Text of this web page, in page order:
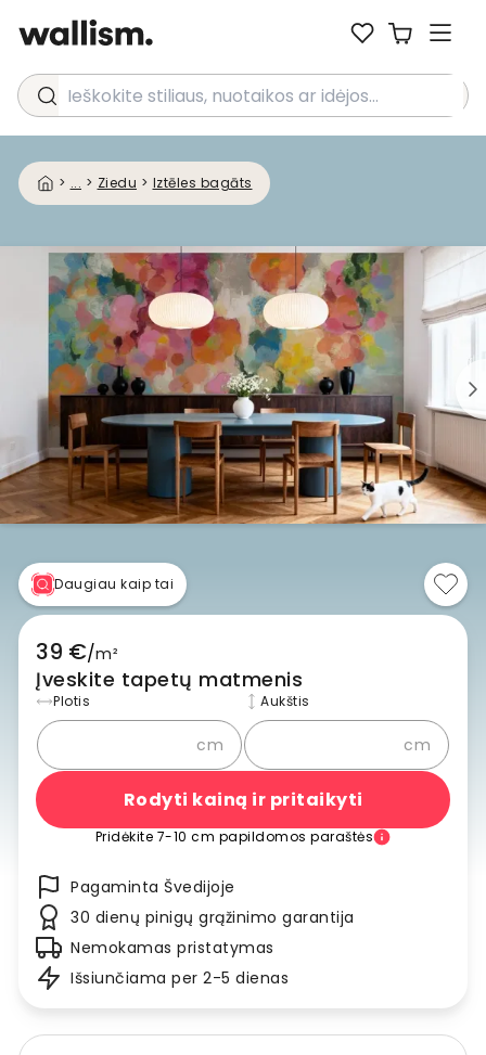
Ieškokite stiliaus, nuotaikos ar idėjos...
> ... > Ziedu > Iztēles bagāts
Daugiau kaip tai
39 €/m²
Įveskite tapetų matmenis
Plotis
cm
Aukštis
cm
Rodyti kainą ir pritaikyti
Pridėkite 7-10 cm papildomos paraštės
Pagaminta Švedijoje
30 dienų pinigų grąžinimo garantija
Nemokamas pristatymas
Išsiunčiama per 2-5 dienas